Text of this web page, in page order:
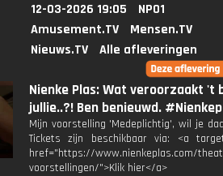
12-03-2026 19:05
NPO1
Amusement.TV
Mensen.TV
Nieuws.TV
Alle afleveringen
Nienke Plas: Wat veroorzaakt 't
jullie..?! Ben benieuwd.
Mijn voorstelling 'Medeplichtig', wil je
Tickets zijn beschikbaar via: <a
href="https://www.nienkeplas.com/
voorstellingen/">Klik hier</a>